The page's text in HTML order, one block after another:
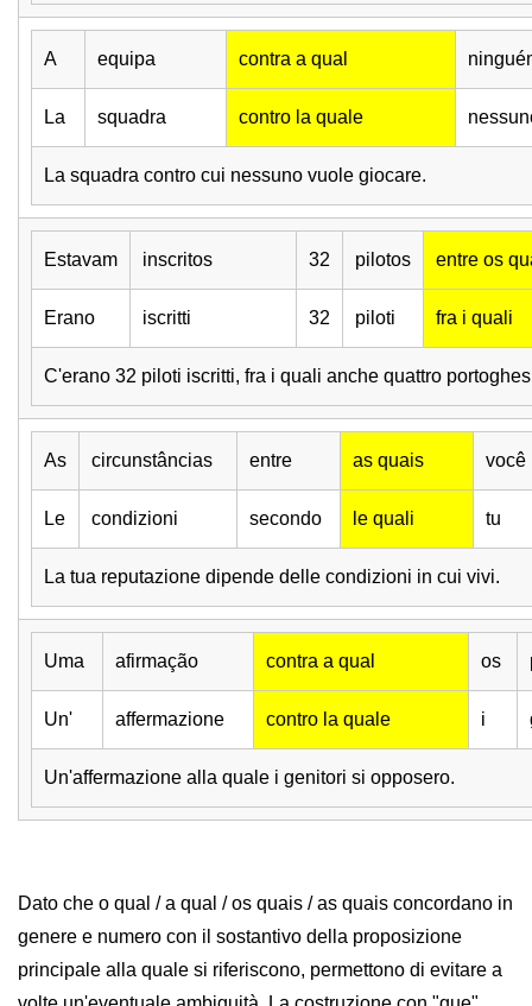
A equipa contra a qual
La squadra contro la quale
La squadra contro cui nessuno vuole giocare.
Estavam inscritos 32 pilotos entre os
Erano iscritti 32 piloti fra i quali
C'erano 32 piloti iscritti, fra i quali anche quattro
As circunstâncias entre as quais você
Le condizioni secondo le quali tu
La tua reputazione dipende delle condizioni in cui vivi.
Uma afirmação contra a qual os
Un' affermazione contro la quale i
Un'affermazione alla quale i genitori si opposero.
Dato che o qual / a qual / os quais / as quais concordano in
genere e numero con il sostantivo della proposizione
principale alla quale si riferiscono, permettono di evitare a